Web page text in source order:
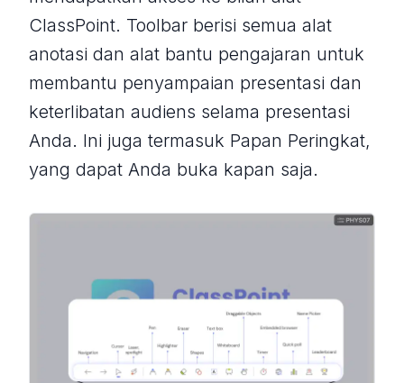
ClassPoint. Toolbar berisi semua alat
anotasi dan alat bantu pengajaran untuk
membantu penyampaian presentasi dan
keterlibatan audiens selama presentasi
Anda. Ini juga termasuk Papan Peringkat,
yang dapat Anda buka kapan saja.